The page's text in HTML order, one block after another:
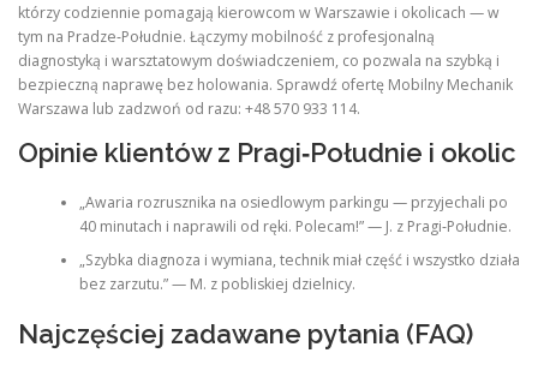
którzy codziennie pomagają kierowcom w Warszawie i okolicach — w
tym na Pradze‑Południe. Łączymy mobilność z profesjonalną
diagnostyką i warsztatowym doświadczeniem, co pozwala na szybką i
bezpieczną naprawę bez holowania. Sprawdź ofertę Mobilny Mechanik
Warszawa lub zadzwoń od razu: +48 570 933 114.
Opinie klientów z Pragi‑Południe i okolic
„Awaria rozrusznika na osiedlowym parkingu — przyjechali po
40 minutach i naprawili od ręki. Polecam!” — J. z Pragi‑Południe.
„Szybka diagnoza i wymiana, technik miał część i wszystko działa
bez zarzutu.” — M. z pobliskiej dzielnicy.
Najczęściej zadawane pytania (FAQ)